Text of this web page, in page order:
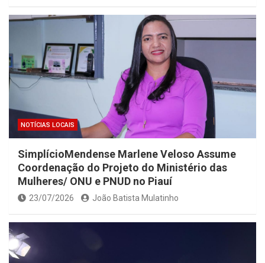
NOTÍCIAS LOCAIS
SimplícioMendense Marlene Veloso Assume
Coordenação do Projeto do Ministério das
Mulheres/ ONU e PNUD no Piauí
23/07/2026 João Batista Mulatinho